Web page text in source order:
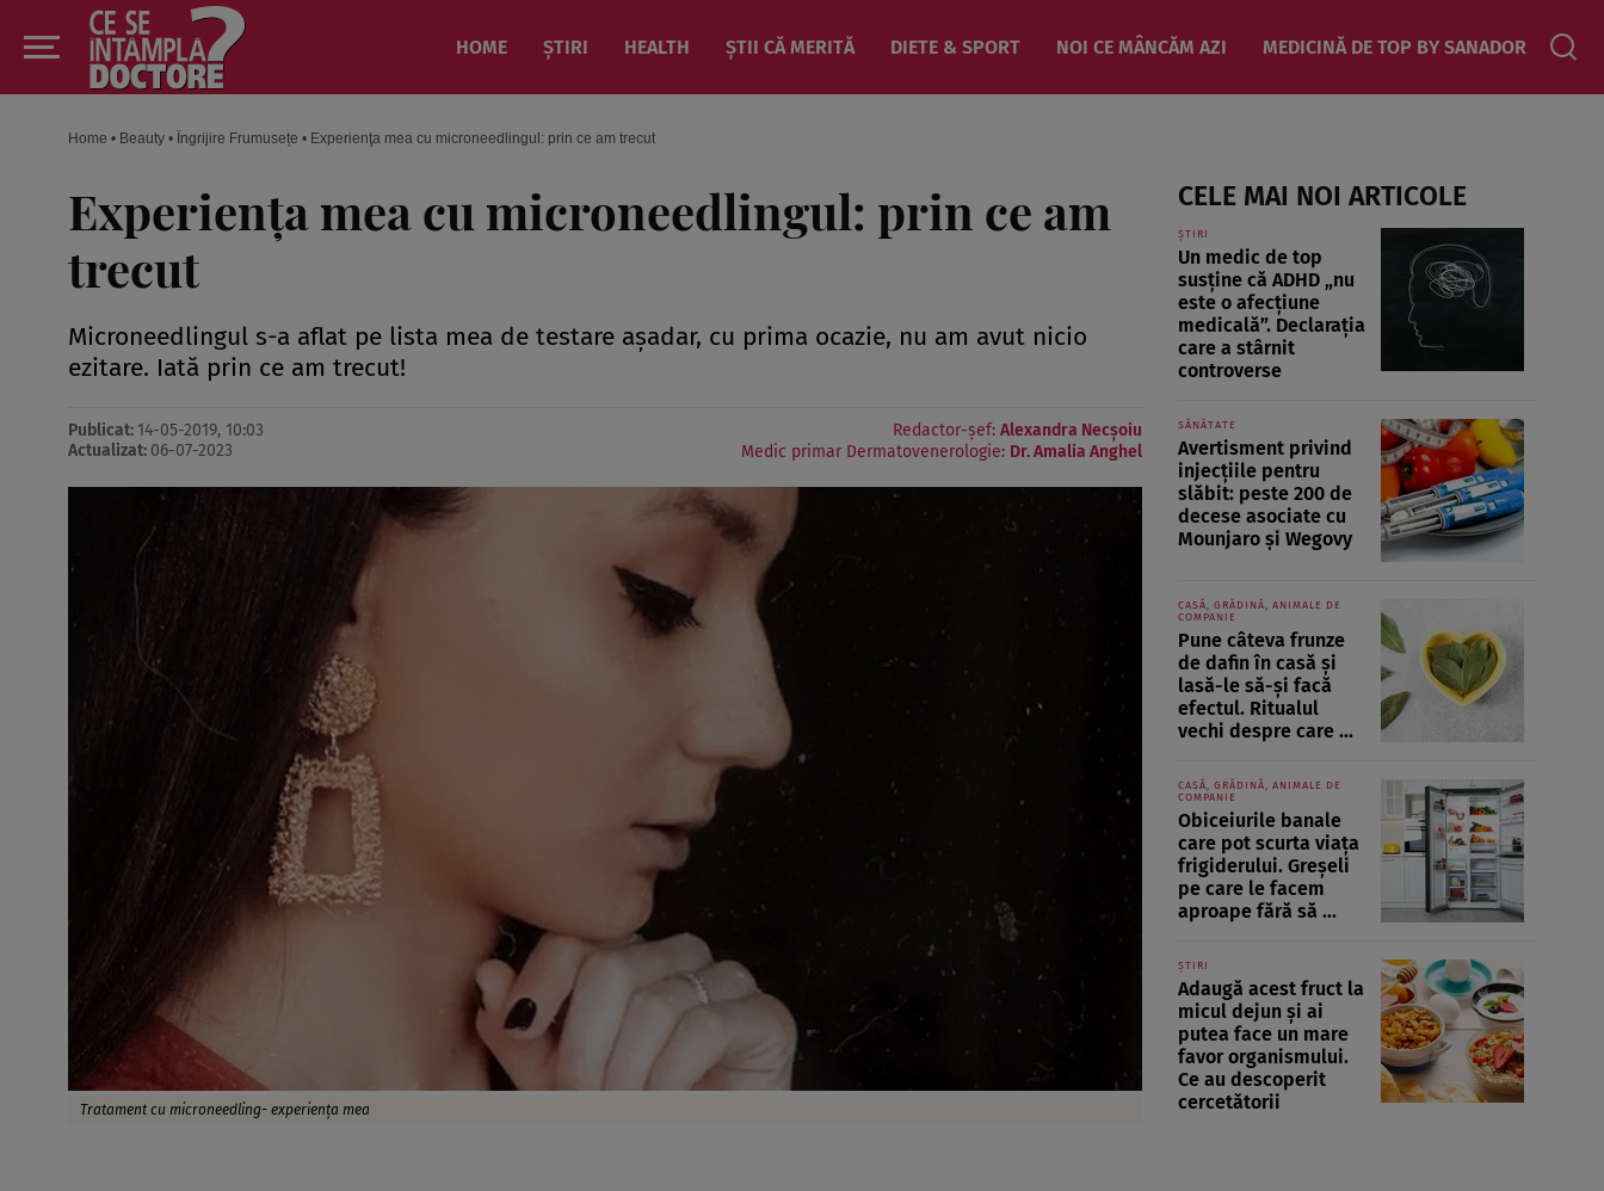
HOME ȘTIRI HEALTH ȘTII CĂ MERITĂ DIETE & SPORT NOI CE MÂNCĂM AZI MEDICINĂ DE TOP BY SANADOR
Home • Beauty • Îngrijire Frumusețe • Experienţa mea cu microneedlingul: prin ce am trecut
Experienţa mea cu microneedlingul: prin ce am
trecut
Microneedlingul s-a aflat pe lista mea de testare aşadar, cu prima ocazie, nu am avut nicio
ezitare. Iată prin ce am trecut!
Publicat: 14-05-2019, 10:03
Actualizat: 06-07-2023
Redactor-șef: Alexandra Necșoiu
Medic primar Dermatovenerologie: Dr. Amalia Anghel
Tratament cu microneedling- experienţa mea
CELE MAI NOI ARTICOLE
ȘTIRI
Un medic de top
susține că ADHD „nu
este o afecțiune
medicală”. Declarația
care a stârnit
controverse
SĂNĂTATE
Avertisment privind
injecțiile pentru
slăbit: peste 200 de
decese asociate cu
Mounjaro și Wegovy
CASĂ, GRĂDINĂ, ANIMALE DE
COMPANIE
Pune câteva frunze
de dafin în casă și
lasă-le să-și facă
efectul. Ritualul
vechi despre care ...
CASĂ, GRĂDINĂ, ANIMALE DE
COMPANIE
Obiceiurile banale
care pot scurta viața
frigiderului. Greșeli
pe care le facem
aproape fără să ...
ȘTIRI
Adaugă acest fruct la
micul dejun și ai
putea face un mare
favor organismului.
Ce au descoperit
cercetătorii